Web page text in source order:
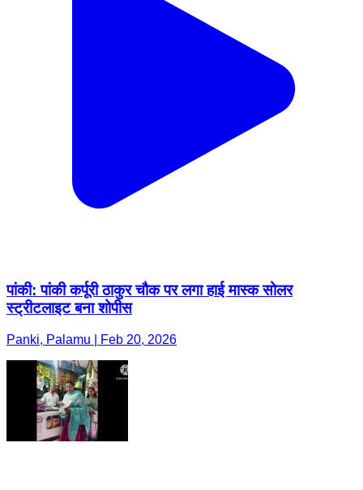
पांकी: पांकी कर्पूरी ठाकुर चौक पर लगा हाई मास्क सोलर
स्ट्रीटलाइट बना शोपीस
Panki, Palamu | Feb 20, 2026